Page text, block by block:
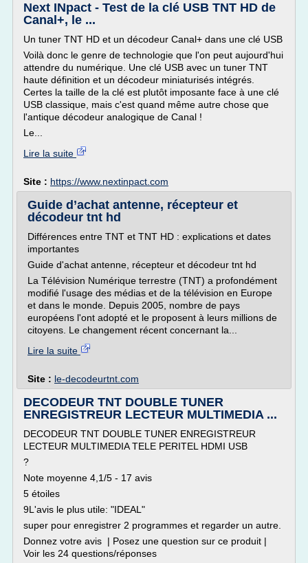
Next INpact - Test de la clé USB TNT HD de
Canal+, le ...
Un tuner TNT HD et un décodeur Canal+ dans une clé USB
Voilà donc le genre de technologie que l'on peut aujourd'hui
attendre du numérique. Une clé USB avec un tuner TNT
haute définition et un décodeur miniaturisés intégrés.
Certes la taille de la clé est plutôt imposante face à une clé
USB classique, mais c'est quand même autre chose que
l'antique décodeur analogique de Canal !
Le...
Lire la suite
Site : https://www.nextinpact.com
Guide d’achat antenne, récepteur et
décodeur tnt hd
Différences entre TNT et TNT HD : explications et dates
importantes
Guide d'achat antenne, récepteur et décodeur tnt hd
La Télévision Numérique terrestre (TNT) a profondément
modifié l'usage des médias et de la télévision en Europe
et dans le monde. Depuis 2005, nombre de pays
européens l'ont adopté et le proposent à leurs millions de
citoyens. Le changement récent concernant la...
Lire la suite
Site : le-decodeurtnt.com
DECODEUR TNT DOUBLE TUNER
ENREGISTREUR LECTEUR MULTIMEDIA ...
DECODEUR TNT DOUBLE TUNER ENREGISTREUR
LECTEUR MULTIMEDIA TELE PERITEL HDMI USB
?
Note moyenne 4,1/5 - 17 avis
5 étoiles
9L'avis le plus utile: "IDEAL"
super pour enregistrer 2 programmes et regarder un autre.
Donnez votre avis | Posez une question sur ce produit |
Voir les 24 questions/réponses